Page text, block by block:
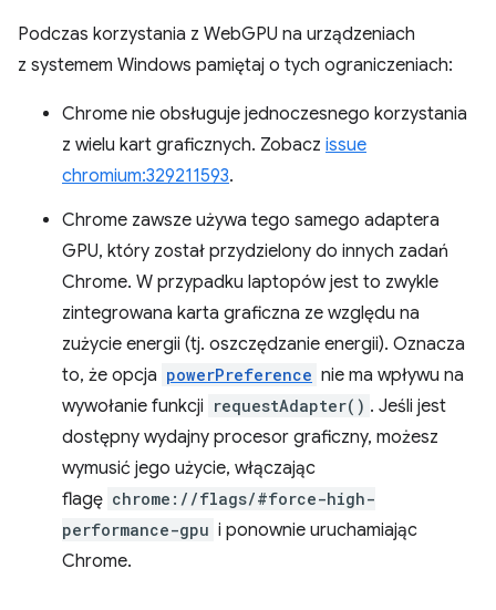
Podczas korzystania z WebGPU na urządzeniach
z systemem Windows pamiętaj o tych ograniczeniach:
Chrome nie obsługuje jednoczesnego korzystania
z wielu kart graficznych. Zobacz issue
chromium:329211593.
Chrome zawsze używa tego samego adaptera
GPU, który został przydzielony do innych zadań
Chrome. W przypadku laptopów jest to zwykle
zintegrowana karta graficzna ze względu na
zużycie energii (tj. oszczędzanie energii). Oznacza
to, że opcja powerPreference nie ma wpływu na
wywołanie funkcji requestAdapter() . Jeśli jest
dostępny wydajny procesor graficzny, możesz
wymusić jego użycie, włączając
flagę chrome://flags/#force-high-
performance-gpu i ponownie uruchamiając
Chrome.